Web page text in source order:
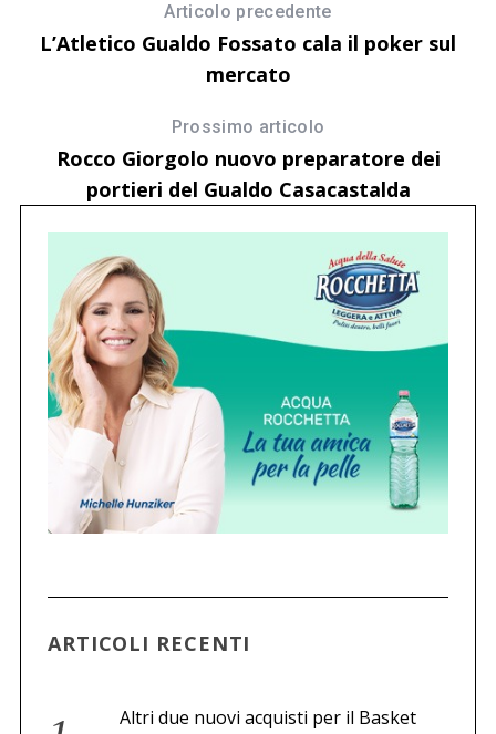
Articolo precedente
L’Atletico Gualdo Fossato cala il poker sul
mercato
Prossimo articolo
Rocco Giorgolo nuovo preparatore dei
portieri del Gualdo Casacastalda
ARTICOLI RECENTI
Altri due nuovi acquisti per il Basket